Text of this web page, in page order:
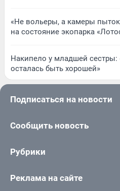
«Не вольеры, а камеры
на состояние экопарка
Накипело у младшей сестры:
осталась быть хорошей»
Подписаться на новости
Сообщить новость
Рубрики
Реклама на сайте